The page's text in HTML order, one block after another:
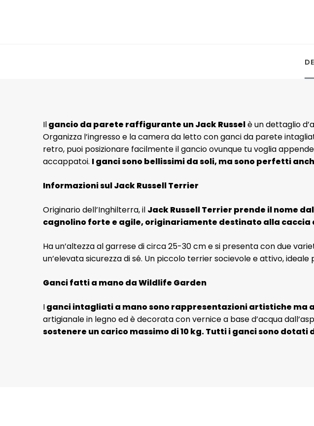
Ilgancio da parete raffigurante un Jack Russelè un dettaglio
Organizza l’ingresso e la camera da letto con ganci da parete
retro, puoi posizionare facilmente il gancio ovunque tu voglia
accappatoi. I ganci sono bellissimi da soli, ma sono perfetti
Informazioni sul Jack Russell Terrier
Originario dell’Inghilterra, il Jack Russell Terrier prende il nome
cagnolino forte e agile, originariamente destinato alla caccia
Ha un’altezza al garrese di circa 25-30 cm e si presenta con due
un’elevata sicurezza di sé. Un piccolo terrier socievole e attivo,
Ganci fatti a mano da Wildlife Garden
Iganci intagliati a mano sono rappresentazioni artistiche ma
artigianale in legno ed è decorata con vernice a base d’acqua
sostenere un carico massimo di 10 kg. Tutti i ganci sono